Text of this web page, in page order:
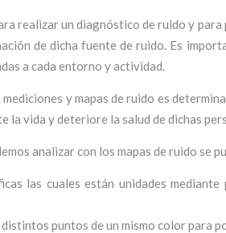
realizar un diagnóstico de ruido y
de dicha fuente de ruido. Es
a cada entorno y actividad.
y mapas de ruido es
la vida y deteriore la salud de dichas
analizar con los mapas de ruido se
las cuales están unidades
puntos de un mismo color para